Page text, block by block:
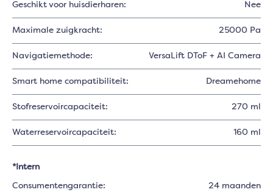
Geschikt voor huisdierharen: Nee
Maximale zuigkracht: 25000 Pa
Navigatiemethode: VersaLift DToF + AI Camera
Smart home compatibiliteit: Dreamehome
Stofreservoircapaciteit: 270 ml
Waterreservoircapaciteit: 160 ml
*Intern
Consumentengarantie: 24 maanden